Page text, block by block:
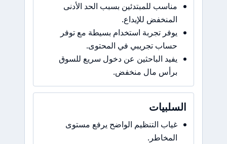
مناسب للمبتدئين بسبب الحد الأدنى
المنخفض للإيداع.
يوفر تجربة استخدام بسيطة مع توفر
حساب تجريبي في المحتوى.
يفيد الباحثين عن دخول سريع للسوق
برأس مال منخفض.
السلبيات
غياب التنظيم الواضح يرفع مستوى
المخاطر.